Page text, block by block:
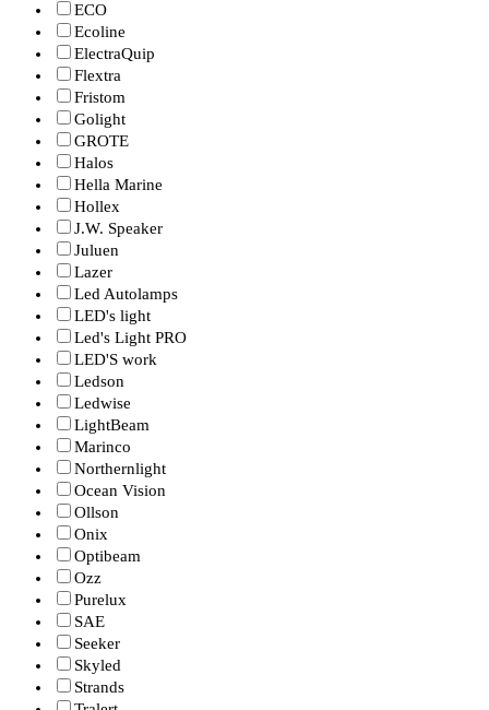
ECO
Ecoline
ElectraQuip
Flextra
Fristom
Golight
GROTE
Halos
Hella Marine
Hollex
J.W. Speaker
Juluen
Lazer
Led Autolamps
LED's light
Led's Light PRO
LED'S work
Ledson
Ledwise
LightBeam
Marinco
Northernlight
Ocean Vision
Ollson
Onix
Optibeam
Ozz
Purelux
SAE
Seeker
Skyled
Strands